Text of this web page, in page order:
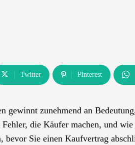
Twitter Pinterest
gewinnt zunehmend an
die Käufer machen, und
bevor Sie einen Kaufvertrag